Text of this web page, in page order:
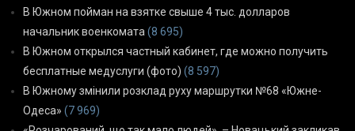
В Южном пойман на взятке свыше 4 тыс. долларов
начальник военкомата (8 695)
В Южном открылся частный кабинет, где можно получить
бесплатные медуслуги (фото) (8 597)
В Южному змінили розклад руху маршрутки №68 «Южне-
Одеса» (7 969)